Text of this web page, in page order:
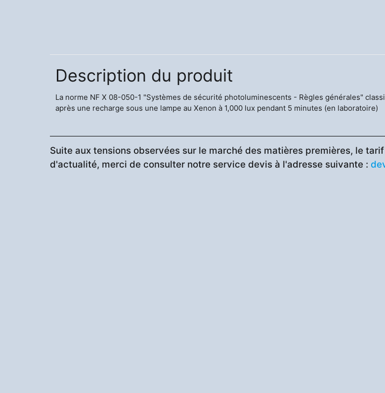
Description du produit
La norme NF X 08-050-1 "Systèmes de sécurité photoluminescents - Règles générales"
après une recharge sous une lampe au Xenon à 1,000 lux pendant 5 minutes (en laboratoire)
Suite aux tensions observées sur le marché des matières premières, le
d'actualité, merci de consulter notre service devis à l'adresse suivante :